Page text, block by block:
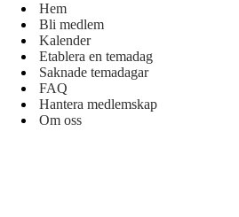
Hem
Bli medlem
Kalender
Etablera en temadag
Saknade temadagar
FAQ
Hantera medlemskap
Om oss